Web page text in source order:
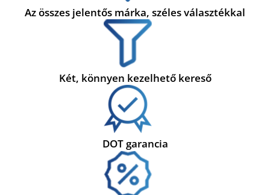
Az összes jelentős márka, széles választékkal
Két, könnyen kezelhető kereső
DOT garancia